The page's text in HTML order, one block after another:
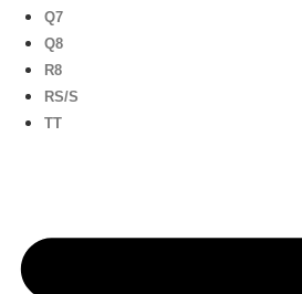
Q7
Q8
R8
RS/S
TT